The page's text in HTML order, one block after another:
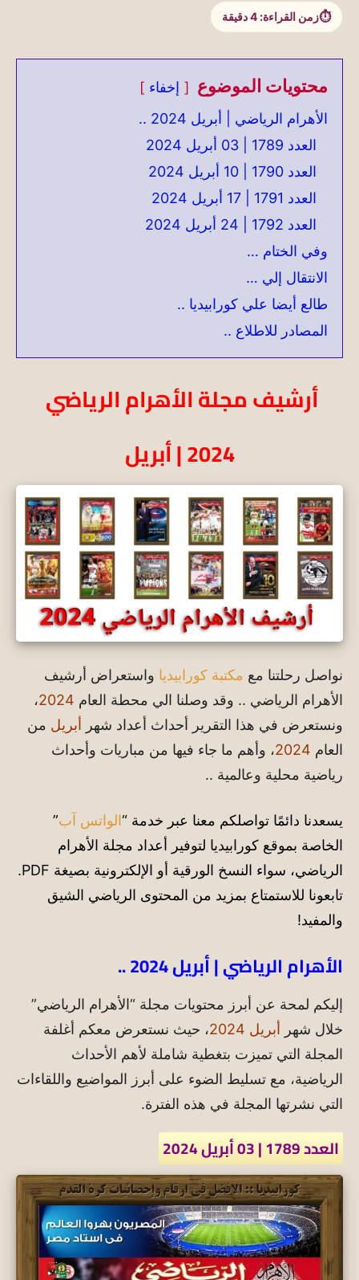
زمن القراءة: 4دقيقة
محتويات الموضوع
إخفاء
الأهرام الرياضي | أبريل 2024 ..
العدد 1789 | 03 أبريل 2024
العدد 1790 | 10 أبريل 2024
العدد 1791 | 17 أبريل 2024
العدد 1792 | 24 أبريل 2024
وفي الختام …
الانتقال إلي …
طالع أيضا علي كورابيديا ..
المصادر للاطلاع ..
أرشيف مجلة الأهرام الرياضي
2024 | أبريل
نواصل رحلتنا مع مكتبة كورابيديا واستعراض أرشيف
الأهرام الرياضي .. وقد وصلنا الي محطة العام 2024،
ونستعرض في هذا التقرير أحداث أعداد شهر أبريل من
العام 2024، وأهم ما جاء فيها من مباريات وأحداث
رياضية محلية وعالمية ..
يسعدنا دائمًا تواصلكم معنا عبر خدمة “الواتس آب”
الخاصة بموقع كورابيديا لتوفير أعداد مجلة الأهرام
الرياضي، سواء النسخ الورقية أو الإلكترونية بصيغة PDF.
تابعونا للاستمتاع بمزيد من المحتوى الرياضي الشيق
والمفيد!
الأهرام الرياضي | أبريل 2024 ..
إليكم لمحة عن أبرز محتويات مجلة “الأهرام الرياضي”
خلال شهر أبريل 2024
، حيث نستعرض معكم أغلفة
المجلة التي تميزت بتغطية شاملة لأهم الأحداث
الرياضية، مع تسليط الضوء على أبرز المواضيع واللقاءات
التي نشرتها المجلة في هذه الفترة.
العدد 1789 | 03 أبريل 2024